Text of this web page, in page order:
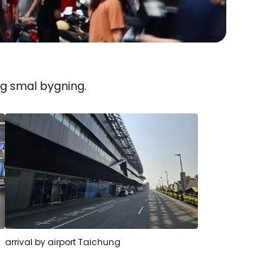
smal bygning.
arrival by airport Taichung